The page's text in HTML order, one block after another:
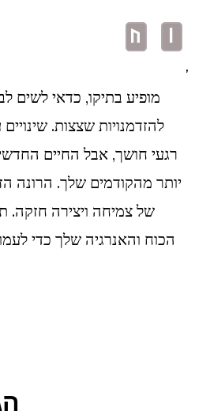
U
,
להזדמנויות שצצות.
רגעי חושך, אבל החיים
יותר מהקודמים שלך. הרונה
של צמיחה ויצירה חזקה.
הכוח והאנרגיה שלך כדי